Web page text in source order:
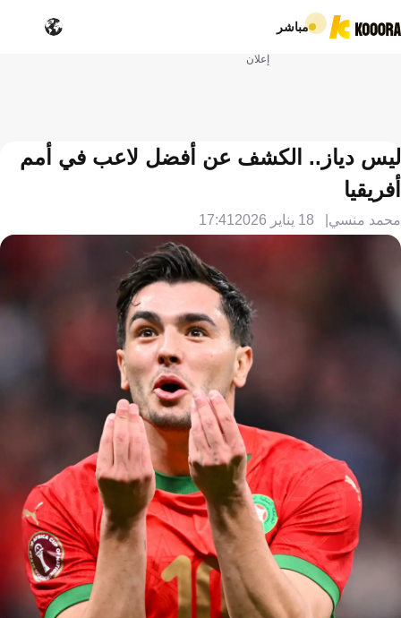
مباشر
إعلان
ليس دياز.. الكشف عن أفضل لاعب في أمم
أفريقيا
محمد منسي 18 يناير 2026 17:41